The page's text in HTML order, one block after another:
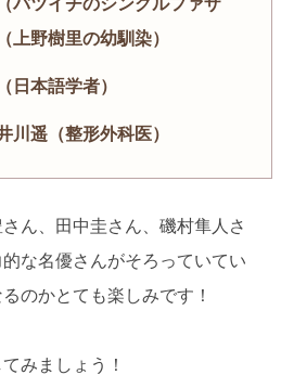
バツイチのシングルファザ
上野樹里の幼馴染）
日本語学者）
川遥（整形外科医）
さん、田中圭さん、磯村隼人さ
な名優さんがそろっていてい
のかとても楽しみです！
みましょう！